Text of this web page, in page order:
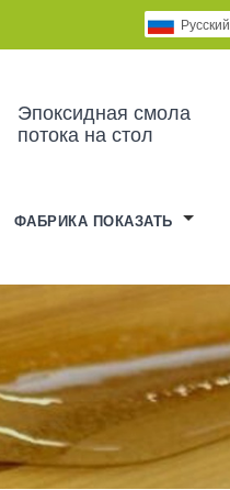
Pусский
Эпоксидная смола
потока на стол
ФАБРИКА ПОКАЗАТЬ